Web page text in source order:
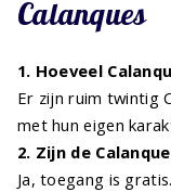
Calanques
1. Hoeveel
Er zijn ruim twintig
met hun eigen
2. Zijn de
Ja, toegang is